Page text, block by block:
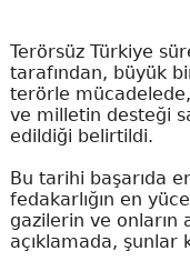
Terörsüz Türkiye
tarafından, büyük
terörle
ve milletin desteği
edildiği belirtildi.
Bu tarihi başarıda
fedakarlığın en
gazilerin ve
açıklamada, şunlar